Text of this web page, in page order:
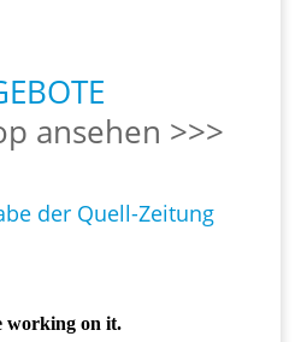
ansehen >>>
der Quell-Zeitung